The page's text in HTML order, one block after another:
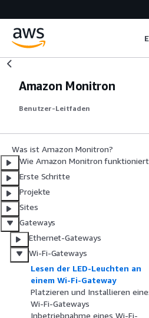
Amazon Monitron
Benutzer-Leitfaden
Was ist Amazon Monitron?
Wie Amazon Monitron funktioniert
Erste Schritte
Projekte
Sites
Gateways
Ethernet-Gateways
Wi-Fi-Gateways
Lesen der LED-Leuchten an
einem Wi-Fi-Gateway
Platzieren und Installieren
Wi-Fi-Gateways
Inbetriebnahme eines Wi-Fi-